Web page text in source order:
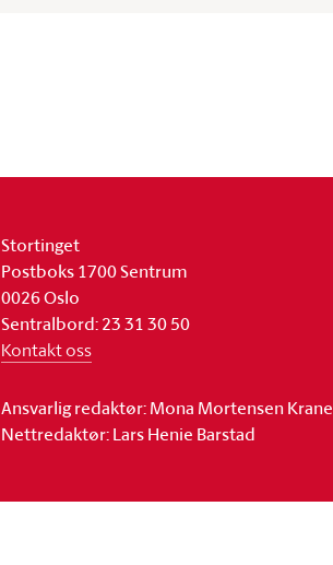
Stortinget
Postboks 1700 Sentrum
0026 Oslo
Sentralbord: 23 31 30 50
Kontakt oss
Ansvarlig redaktør: Mona Mortensen Krane
Nettredaktør: Lars Henie Barstad